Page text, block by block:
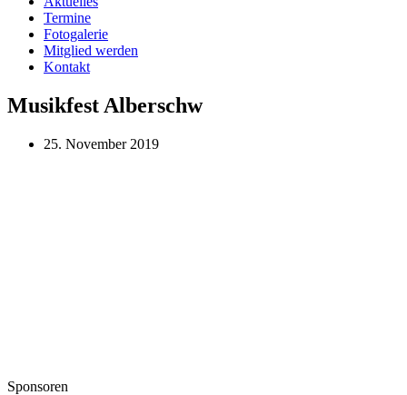
Termine
Fotogalerie
Mitglied werden
Kontakt
Musikfest Alberschw
25. November 2019
Sponsoren